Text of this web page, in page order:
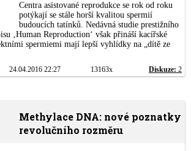
Centra asistované reprodukce se rok od roku
potýkají se stále horší kvalitou spermií
budoucích tatínků. Nedávná studie prestižního
‚Human Reproduction‘ však přináší kacířské
spermiemi mají lepší vyhlídky na „dítě ze
24.04.2016 22:27 13163x Diskuze: 2
Methylace DNA: nové poznatky
revolučního rozměru